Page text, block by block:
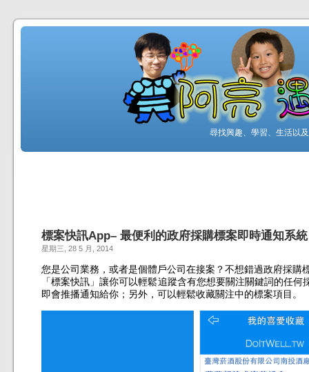
尋找興趣、學習、生活以
標案快訊App– 最便利的政府採購標案即時通知系統
星期三, 28 5 月, 2014
您是公司業務，或者是個體戶公司在接案？不想錯過政府採購
「標案快訊」讓你可以輕鬆追蹤含有您想要關注關鍵詞的任
即會推播通知給你；另外，可以輕鬆收藏關注中的標案項目。